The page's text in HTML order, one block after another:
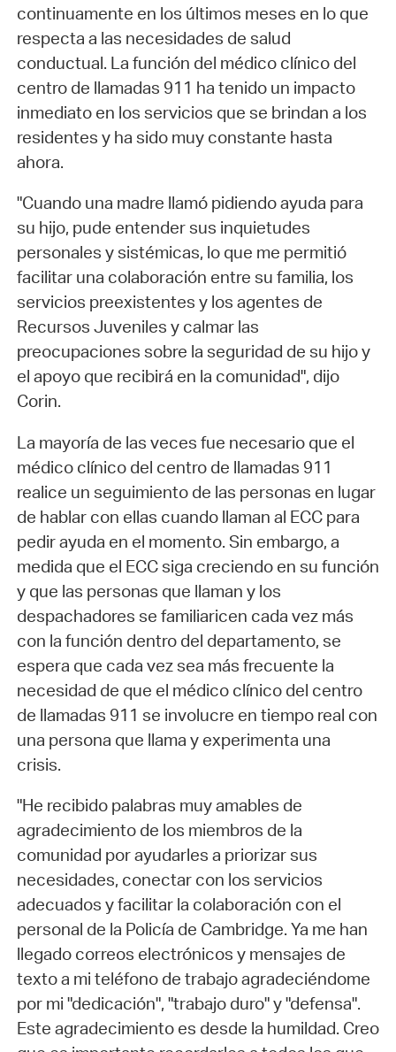
continuamente en los últimos meses en lo que
respecta a las necesidades de salud
conductual. La función del médico clínico del
centro de llamadas 911 ha tenido un impacto
inmediato en los servicios que se brindan a los
residentes y ha sido muy constante hasta
ahora.
"Cuando una madre llamó pidiendo ayuda para
su hijo, pude entender sus inquietudes
personales y sistémicas, lo que me permitió
facilitar una colaboración entre su familia, los
servicios preexistentes y los agentes de
Recursos Juveniles y calmar las
preocupaciones sobre la seguridad de su hijo y
el apoyo que recibirá en la comunidad", dijo
Corin.
La mayoría de las veces fue necesario que el
médico clínico del centro de llamadas 911
realice un seguimiento de las personas en lugar
de hablar con ellas cuando llaman al ECC para
pedir ayuda en el momento. Sin embargo, a
medida que el ECC siga creciendo en su función
y que las personas que llaman y los
despachadores se familiaricen cada vez más
con la función dentro del departamento, se
espera que cada vez sea más frecuente la
necesidad de que el médico clínico del centro
de llamadas 911 se involucre en tiempo real con
una persona que llama y experimenta una
crisis.
"He recibido palabras muy amables de
agradecimiento de los miembros de la
comunidad por ayudarles a priorizar sus
necesidades, conectar con los servicios
adecuados y facilitar la colaboración con el
personal de la Policía de Cambridge. Ya me han
llegado correos electrónicos y mensajes de
texto a mi teléfono de trabajo agradeciéndome
por mi "dedicación", "trabajo duro" y "defensa".
Este agradecimiento es desde la humildad. Creo